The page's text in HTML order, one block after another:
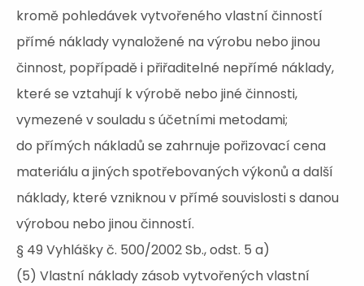
kromě pohledávek vytvořeného vlastní činností
přímé náklady vynaložené na výrobu nebo jinou
činnost, popřípadě i přiřaditelné nepřímé náklady,
které se vztahují k výrobě nebo jiné činnosti,
vymezené v souladu s účetními metodami;
do přímých nákladů se zahrnuje pořizovací cena
materiálu a jiných spotřebovaných výkonů a další
náklady, které vzniknou v přímé souvislosti s danou
výrobou nebo jinou činností.
§ 49 Vyhlášky č. 500/2002 Sb., odst. 5 a)
(5) Vlastní náklady zásob vytvořených vlastní